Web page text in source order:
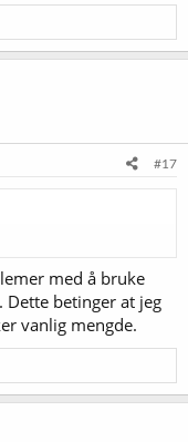
#17
med å bruke
betinger at jeg
vanlig mengde.